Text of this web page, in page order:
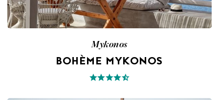
Mykonos
BOHÈME MYKONOS